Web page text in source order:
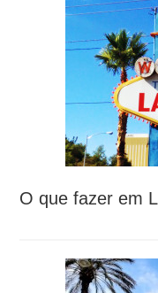
O que fazer em